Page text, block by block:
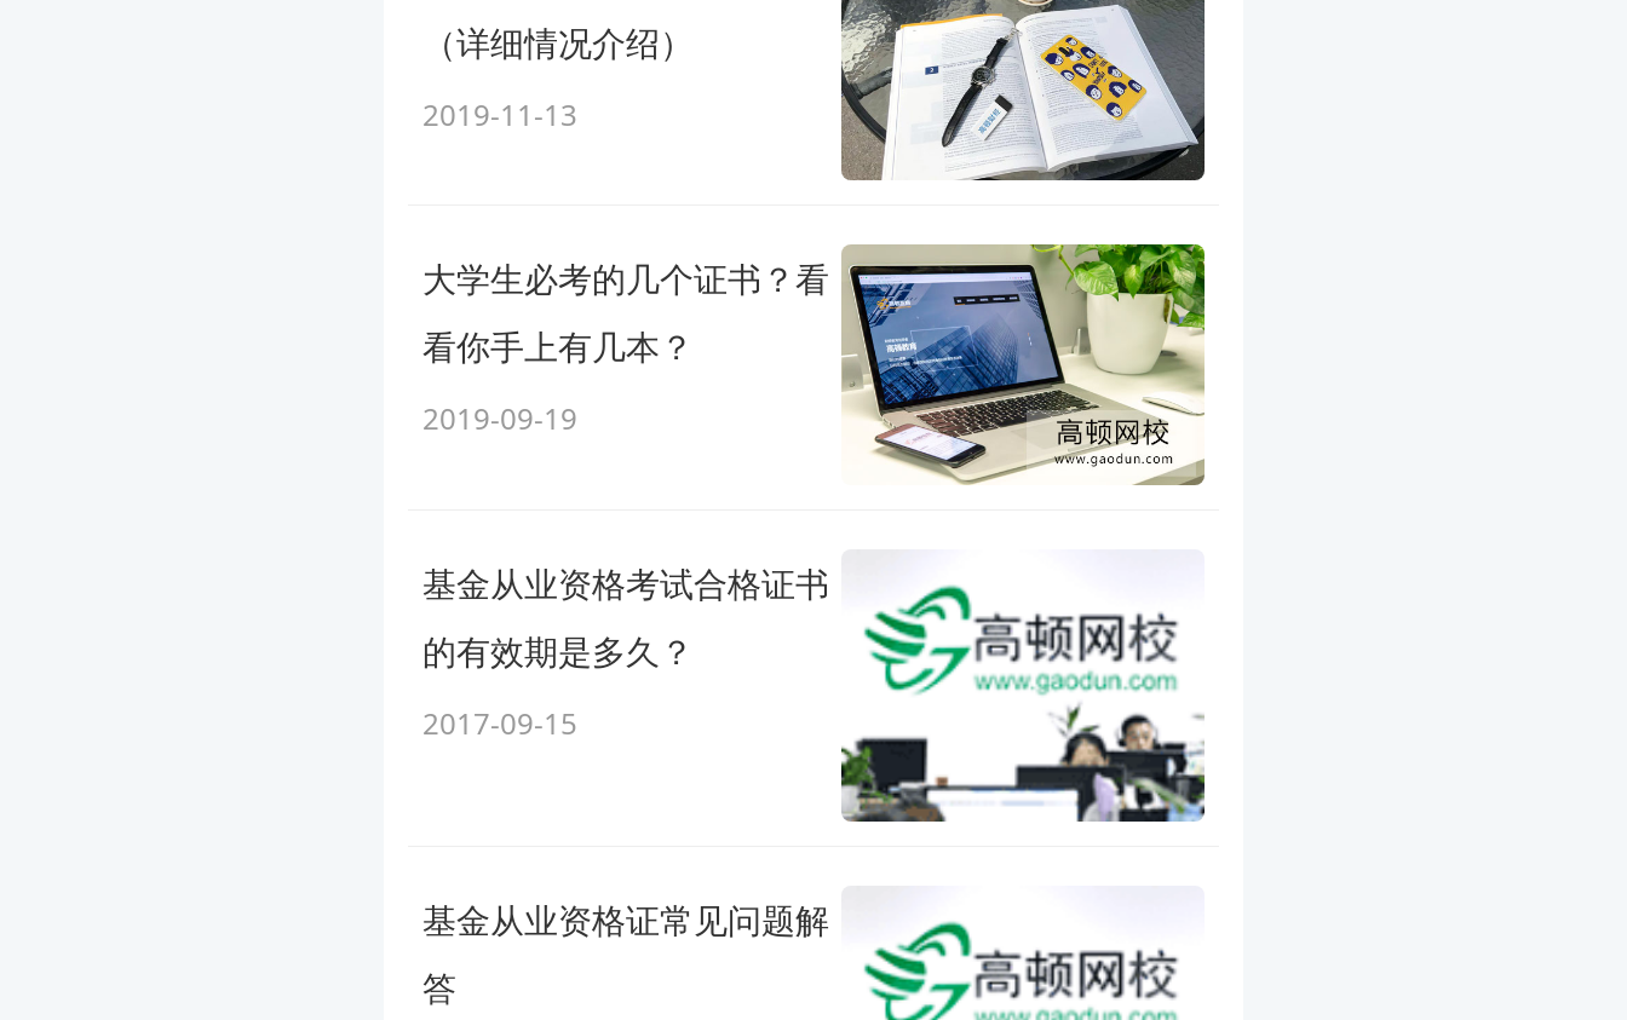
转载、链接、转帖或以其他方式使用。 经本网站合法授权的，应在授
权范围内使用，且使用时必须注明“来源高顿教育”或“来源高顿网
校”或“来源高顿”，并不得对作品中出现的“高顿”字样进行删减、替换
等。违反上述声明者，本网站将依法追究其法律责任。 本网站的部分
递更多信息，并不意味着赞同其观点或证实其描述，本网站不对其真实
性负责。 如您认为本网站刊载作品涉及版权等问题，请与本网站联系
(邮箱fawu@gaodun.com，电话：021-31587497)，本网站核实确认后
会尽快予以处理。
（详细情况介绍）
2019-11-13
大学生必考的几个证书？看
看你手上有几本？
2019-09-19
基金从业资格考试合格证书
的有效期是多久？
2017-09-15
基金从业资格证常见问题解
答